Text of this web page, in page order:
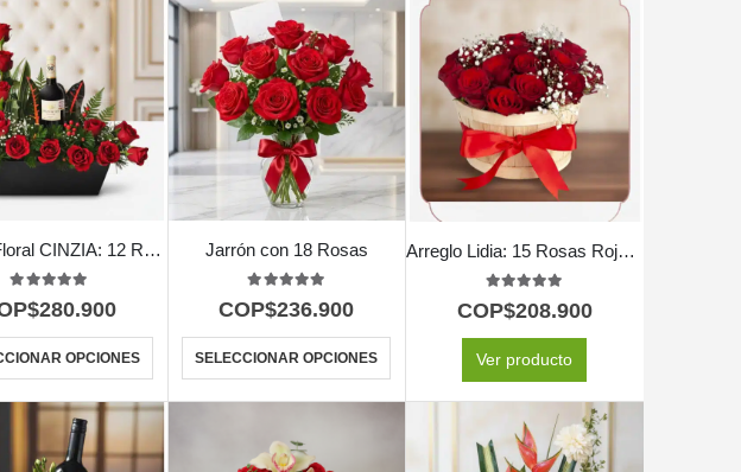
Arreglo Floral CINZIA: 12 Rosas y Vino para Toda Ocasión 🍷
280.900
OPCIONES
Jarrón con 18 Rosas
COP$236.900
SELECCIONAR OPCIONES
Arreglo Lidia: 15 Rosas Rojas Premium en Balde Rústico 🌹
COP$208.900
Ver producto